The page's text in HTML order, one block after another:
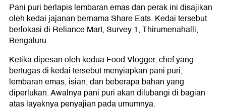
Pani puri berlapis lembaran emas dan perak ini disajikan
oleh kedai jajanan bernama Share Eats. Kedai tersebut
berlokasi di Reliance Mart, Survey 1, Thirumenahalli,
Bengaluru.
Ketika dipesan oleh kedua Food Vlogger, chef yang
bertugas di kedai tersebut menyiapkan pani puri,
lembaran emas, isian, dan beberapa bahan yang
diperlukan. Awalnya pani puri akan dilubangi di bagian
atas layaknya penyajian pada umumnya.